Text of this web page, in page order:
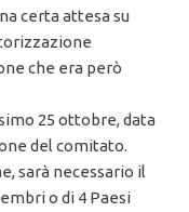
certa attesa su
che era però
25 ottobre, data
del comitato.
sarà necessario il
o di 4 Paesi